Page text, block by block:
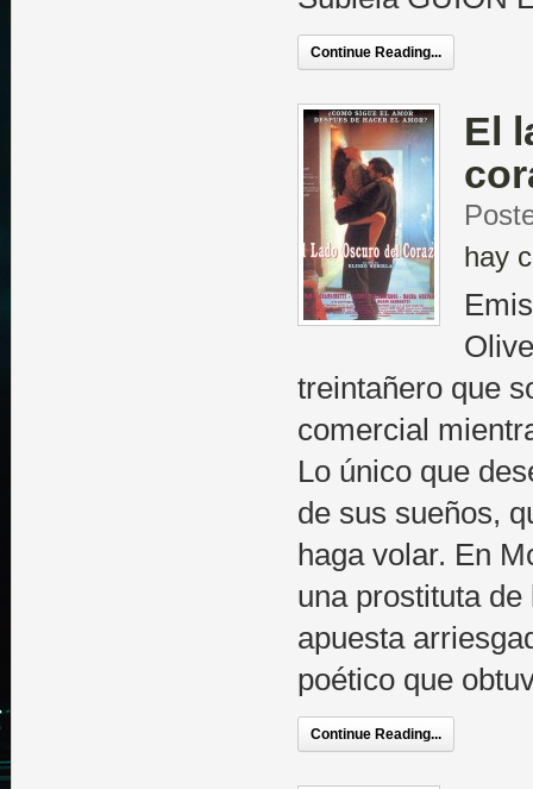
Continue Reading...
El
hay
treintañero que
comercial
Lo único que
de sus sueños,
haga volar. En
una prostituta
apuesta
poético que
Continue Reading...